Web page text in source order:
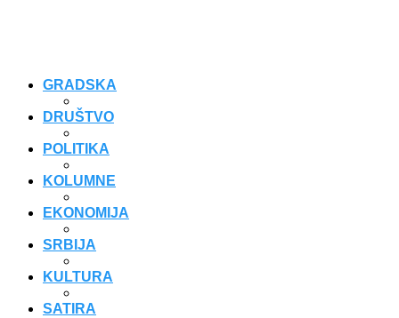
GRADSKA
DRUŠTVO
POLITIKA
KOLUMNE
EKONOMIJA
SRBIJA
KULTURA
SATIRA